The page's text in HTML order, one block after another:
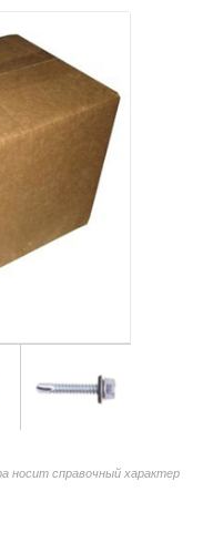
носит справочный характер